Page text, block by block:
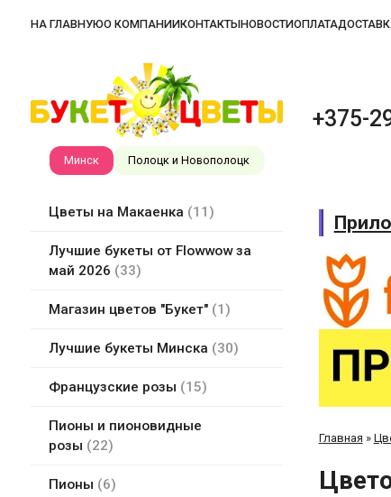
НА ГЛАВНУЮО КОМПАНИИКОНТАКТЫНОВОСТИОПЛАТА
Минск Полоцк и Новополоцк
+375-
Цветы на Макаенка 11
Лучшие букеты от Flowwow за
май 2026
33
Магазин цветов "Букет" 1
Лучшие букеты Минска 30
Французские розы 15
Пионы и пионовидные
розы
22
Пионы 6
Главная »